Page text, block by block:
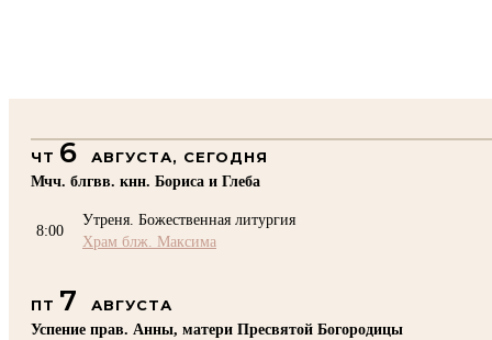
ЧТ 6
АВГУСТА, СЕГОДНЯ
Мчч. блгвв. кнн. Бориса и Глеба
8:00
Утреня. Божественная литургия
Храм блж. Максима
ПТ 7
АВГУСТА
Успение прав. Анны, матери Пресвятой Богородицы